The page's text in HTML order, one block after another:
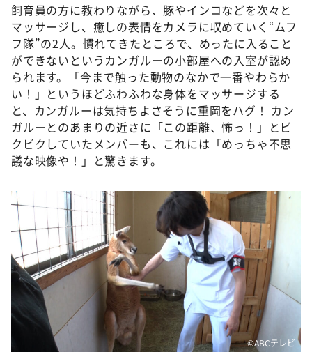
飼育員の方に教わりながら、豚やインコなどを次々と
マッサージし、癒しの表情をカメラに収めていく“ムフ
フ隊”の2人。慣れてきたところで、めったに入ること
ができないというカンガルーの小部屋への入室が認め
られます。「今まで触った動物のなかで一番やわらか
い！」というほどふわふわな身体をマッサージする
と、カンガルーは気持ちよさそうに重岡をハグ！ カン
ガルーとのあまりの近さに「この距離、怖っ！」とビ
クビクしていたメンバーも、これには「めっちゃ不思
議な映像や！」と驚きます。
©️ABCテレビ